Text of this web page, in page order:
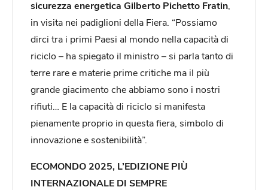
sicurezza energetica Gilberto Pichetto Fratin
in visita nei padiglioni della Fiera. “Possiamo
dirci tra i primi Paesi al mondo nella capacità di
riciclo – ha spiegato il ministro – si parla tanto di
terre rare e materie prime critiche ma il più
grande giacimento che abbiamo sono i nostri
rifiuti… E la capacità di riciclo si manifesta
pienamente proprio in questa fiera, simbolo di
innovazione e sostenibilità”.
ECOMONDO 2025, L’EDIZIONE PIÙ
INTERNAZIONALE DI SEMPRE